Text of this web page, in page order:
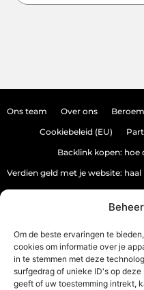
Om de beste ervaringen te
cookies om informatie over je
in te stemmen met deze
surfgedrag of unieke ID's op
geeft of uw toestemming intrekt,
Ons team Over ons
Cookiebeleid (EU)
Backlink kopen: hoe
Verdien geld met je website: